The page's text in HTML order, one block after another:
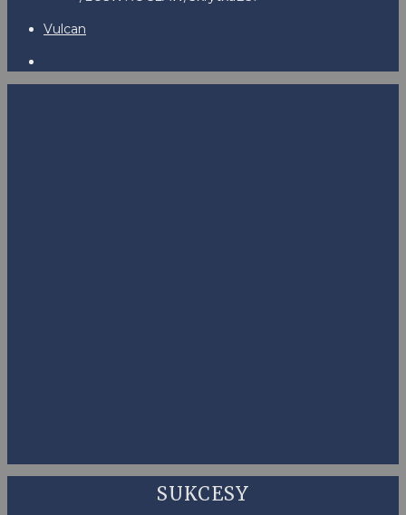
Vulcan
SUKCESY